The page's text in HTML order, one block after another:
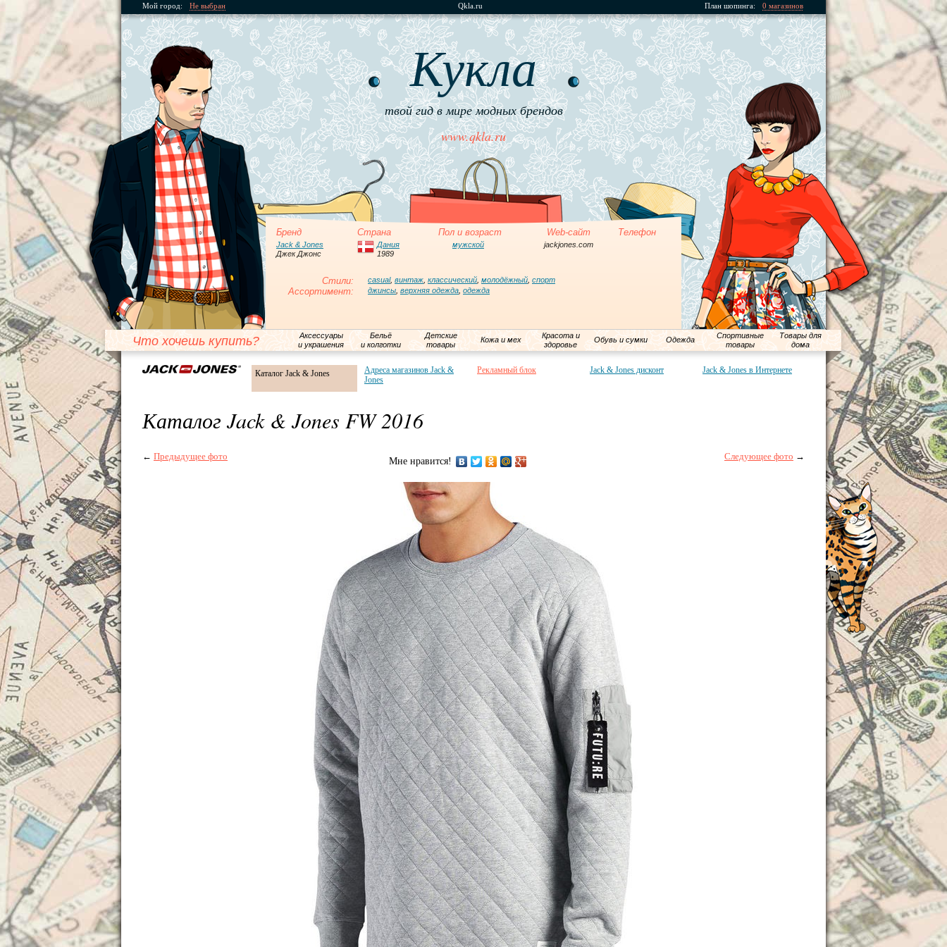
Мой город: Не выбран Qkla.ru План шопинга: 0 магазинов
Кукла
твой гид в мире модных брендов
www.qkla.ru
Бренд Страна Пол и возраст Web-сайт Телефон
Jack & Jones
Джек Джонс
Дания
1989
мужской jackjones.com
Стили: casual, винтаж классический молодёжный спорт
Ассортимент: джинсы верхняя одежда одежда
Что хочешь купить?
Аксессуары
и украшения
Бельё
и колготки
Детские
товары
Кожа и мех
Красота и
здоровье
Обувь и сумки Одежда
Спортивные
товары
Товары для
дома
Каталог Jack & Jones
Адреса магазинов Jack &
Jones
Рекламный блок Jack & Jones дисконт Jack & Jones в Интернете
Каталог Jack & Jones FW 2016
← Предыдущее фото Мне нравится! Следующее фото →